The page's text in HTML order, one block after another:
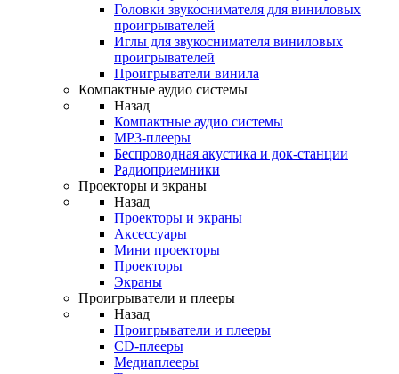
Головки звукоснимателя для виниловых
проигрывателей
Иглы для звукоснимателя виниловых
проигрывателей
Проигрыватели винила
Компактные аудио системы
Назад
Компактные аудио системы
MP3-плееры
Беспроводная акустика и док-станции
Радиоприемники
Проекторы и экраны
Назад
Проекторы и экраны
Аксессуары
Мини проекторы
Проекторы
Экраны
Проигрыватели и плееры
Назад
Проигрыватели и плееры
CD-плееры
Медиаплееры